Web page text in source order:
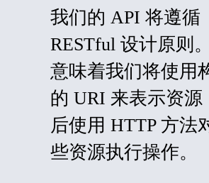
我们的 API 将遵循
RESTful 设计原则
意味着我们将使用
的 URI 来表示资源
后使用 HTTP 方法
些资源执行操作。